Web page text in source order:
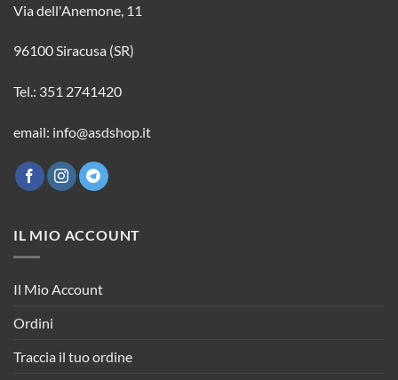
Via dell'Anemone, 11
96100 Siracusa (SR)
Tel.: 351 2741420
email: info@asdshop.it
IL MIO ACCOUNT
Il Mio Account
Ordini
Traccia il tuo ordine